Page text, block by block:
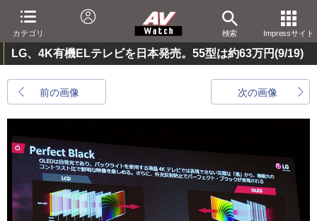
カテゴリ 検索 Impressサイト
LG、4K有機ELテレビを日本発売。55型は約63万円(9/19)
前の画像 次の画像